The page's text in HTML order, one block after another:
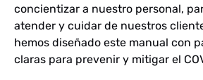
concientizar a nuestro personal,
atender y cuidar de nuestros
hemos diseñado este manual con
claras para prevenir y mitigar el